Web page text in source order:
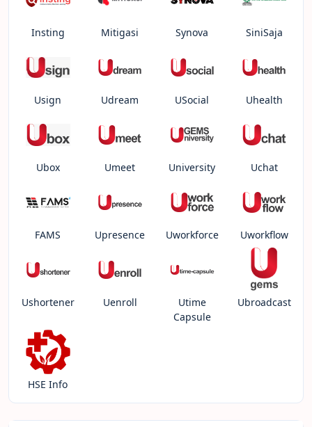
Insting Mitigasi Synova SiniSaja
Usign Udream USocial Uhealth
Ubox Umeet University Uchat
FAMS Upresence Uworkforce Uworkflow
Ushortener Uenroll
Utime
Capsule
Ubroadcast
HSE Info